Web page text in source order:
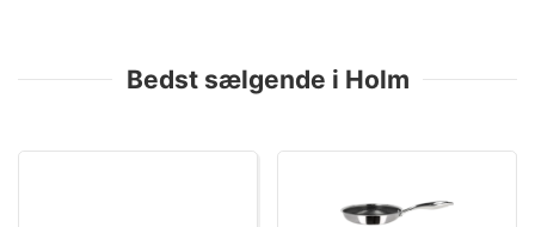
Bedst sælgende i Holm